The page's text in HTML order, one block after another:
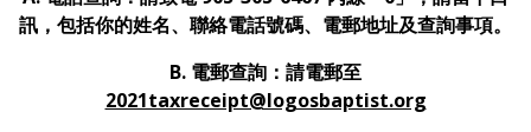
訊，包括你的姓名、聯絡電話號碼、電郵地址及查詢事項。
B. 電郵查詢：請電郵至
2021taxreceipt@logosbaptist.org